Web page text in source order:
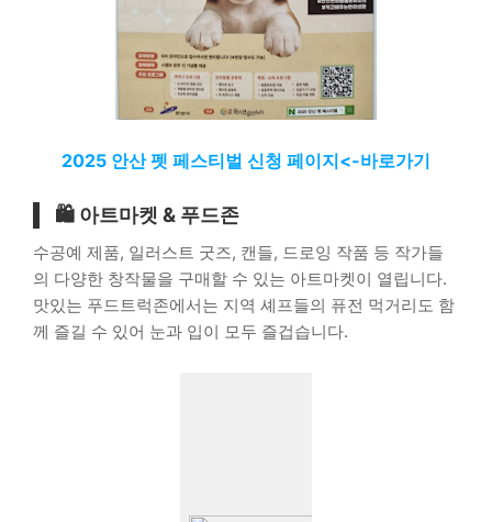
2025 안산 펫 페스티벌 신청 페이지<-바로가기
🛍️ 아트마켓 & 푸드존
수공예 제품, 일러스트 굿즈, 캔들, 드로잉 작품 등 작가들
의 다양한 창작물을 구매할 수 있는 아트마켓이 열립니다.
맛있는 푸드트럭존에서는 지역 셰프들의 퓨전 먹거리도 함
께 즐길 수 있어 눈과 입이 모두 즐겁습니다.